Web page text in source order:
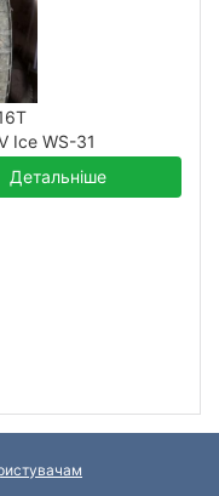
Ice WS-31
Детальніше